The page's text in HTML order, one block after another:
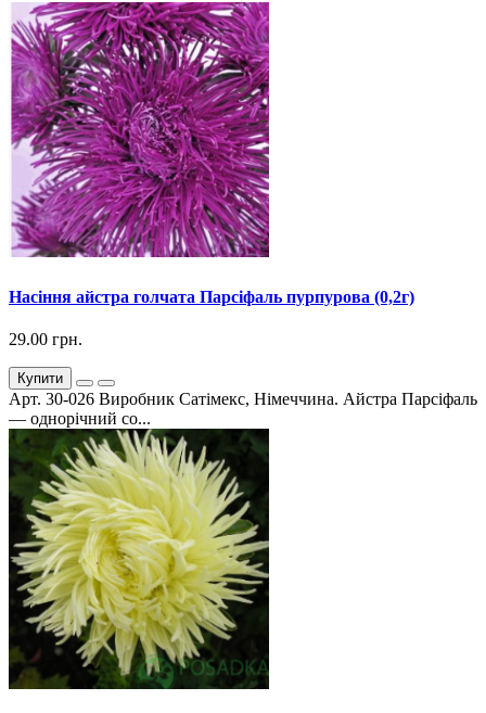
Насіння айстра голчата Парсіфаль пурпурова (0,2г)
29.00 грн.
Купити
Арт. 30-026 Виробник Сатімекс, Німеччина. Айстра Парсіфаль
— однорічний со...